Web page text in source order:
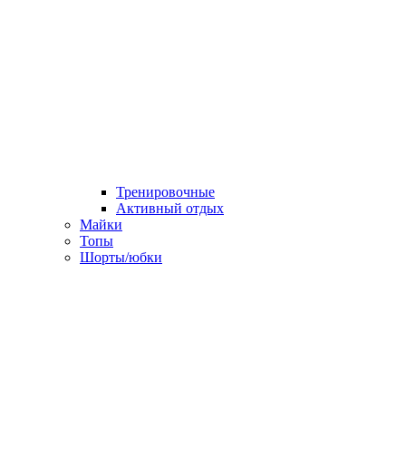
Тренировочные
Активный отдых
Майки
Топы
Шорты/юбки